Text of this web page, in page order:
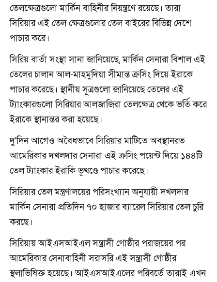
তেলক্ষেত্রগুলো মার্কিন বাহিনীর নিয়ন্ত্রণে রয়েছে। তারা
সিরিয়ার এই তেল ক্ষেত্রগুলোর তেল বাইরের বিভিন্ন দেশে
পাচার করে।
সিরিয় বার্তা সংস্থা সানা জানিয়েছে, মার্কিন সেনারা বিশাল এই
তেলের চালান আল-মাহমুদিয়া সীমান্ত ক্রসিং দিয়ে ইরাকে
পাচার করেছে। স্থানীয় সূত্রগুলো জানিয়েছে তেলের এই
ট্যাংকারগুলো সিরিয়ার আলজাজিরা তেলক্ষেত্র থেকে ভর্তি করে
ইরাকে স্থানান্তর করা হয়েছে।
দু'দিন আগেও অবৈধভাবে সিরিয়ার মাটিতে অবস্থানরত
আমেরিকার দখলদার সেনারা এই ক্রসিং পয়েন্ট দিয়ে ১৪৪টি
তেল ট্যাংকার ইরাকি ভূখণ্ডে পাচার করেছে।
সিরিয়ার তেল মন্ত্রণালয়ের পরিসংখ্যান অনুযায়ী দখলদার
মার্কিন সেনারা প্রতিদিন ৭০ হাজার ব্যারেল সিরিয়ার তেল চুরি
করছে।
সিরিয়ায় আইএসআইএল সন্ত্রাসী গোষ্ঠীর পরাজয়ের পর
আমেরিকার সেনাবাহিনী সরাসরি এই সন্ত্রাসী গোষ্ঠীর
স্থলাভিষিক্ত হয়েছে। আইএসআইএলের পরিবর্তে তারাই এখন